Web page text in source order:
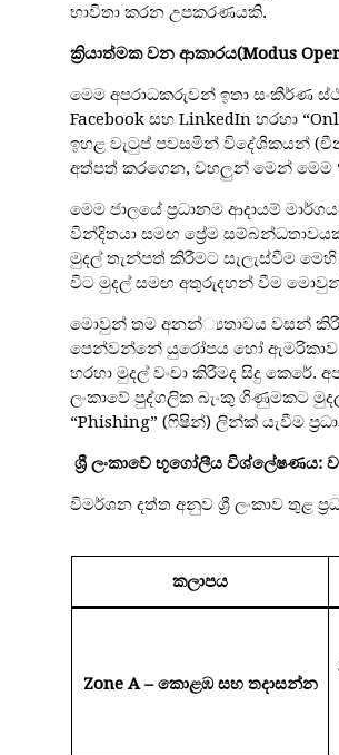
භාවිතා කරන උපකරණයකි.
ක්‍රියාත්මකවන ආකාරය(Modus
මෙම අපරාධකරුවන් ඉතා සංකීර්ණ
Facebook සහ LinkedIn හරහා
ඉහළ වැටුප් පවසමින් විදේශිකයන්
අත්පත් කරගෙන, වහලුන් මෙන් මෙම
මෙම ජාලයේ ප්‍රධානම ආදායම්
වින්දිතයා සමඟ ප්‍රේම
මුදල් තැන්පත් කිරීමට සැලැස්වීම
විට මුදල් සමඟ අතුරුදහන් වීම
මොවුන් තම අනන්්‍යතාවය වසන්
පෙන්වන්නේ යුරෝපය හෝ ඇමරිකාව
හරහා මුදල් වංචා කිරීමද සිදු
ලංකාවේ පුද්ගලික බැංකු ගිණුමකට
“Phishing” (ෆිෂින්) ලින්ක් යැවීම
ශ්‍රී ලංකාවේ භූගෝලීය විශ්ලේෂණය:
විමර්ශන දත්ත අනුව ශ්‍රී ලංකාව තුළ
කලාපය
Zone A –කොළඹසහ තදාසන්න